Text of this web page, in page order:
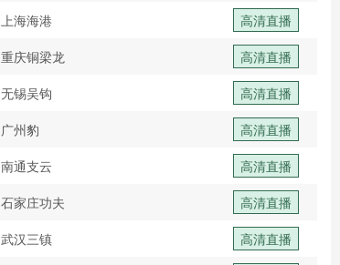
上海海港
高清直播
重庆铜梁龙
高清直播
无锡吴钩
高清直播
广州豹
高清直播
南通支云
高清直播
石家庄功夫
高清直播
武汉三镇
高清直播